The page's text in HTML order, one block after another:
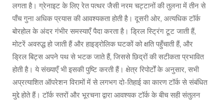
लगता है। ग्रेनाइट के लिए रेत पत्थर जैसी नरम चट्टानों की तुलना में तीन से
पाँच गुना अधिक प्रयास की आवश्यकता होती है। दूसरी ओर, अत्यधिक टॉर्क
बोरहोल के अंदर गंभीर समस्याएँ पैदा करता है। ड्रिल स्ट्रिंग टूट जाती हैं,
मोटरें अवरुद्ध हो जाती हैं और हाइड्रोलिक घटकों को क्षति पहुँचाती हैं, और
ड्रिल बिट्स अपने पथ से भटक जाते हैं, जिससे छिद्रों की सटीकता प्रभावित
होती है। ये संख्याएँ भी इसकी पुष्टि करती हैं। क्षेत्र रिपोर्टों के अनुसार, सभी
अप्रत्याशित ऑपरेशन विरामों में से लगभग दो-तिहाई का कारण टॉर्क से संबंधित
मुद्दे होते हैं। टॉर्क स्तरों और भूरचना द्वारा आवश्यक टॉर्क के बीच सही संतुलन